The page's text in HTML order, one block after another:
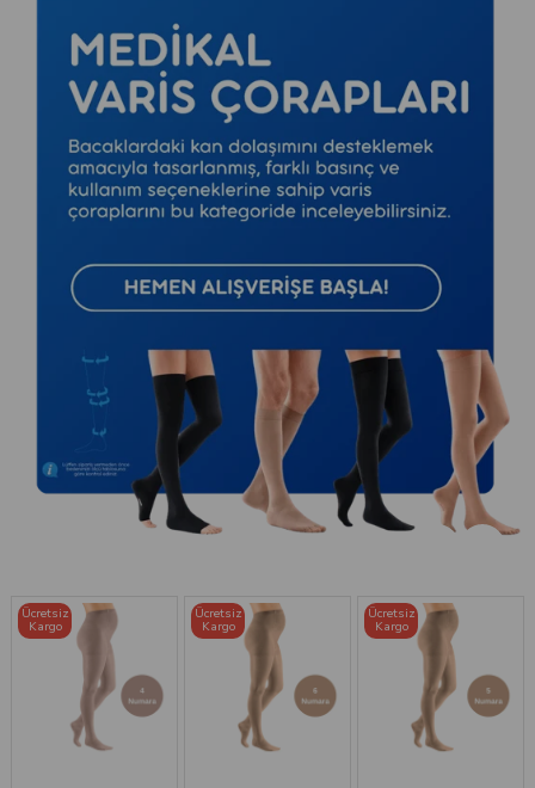
Ücretsiz
Kargo
Ücretsiz
Kargo
Ücretsiz
Kargo